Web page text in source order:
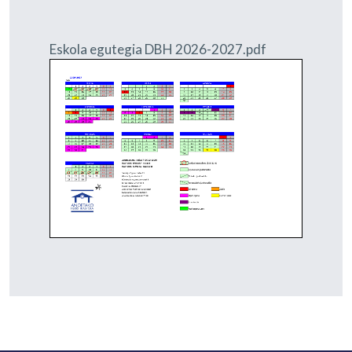
Eskola egutegia DBH 2026-2027.pdf